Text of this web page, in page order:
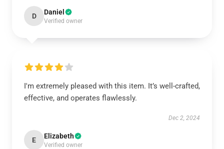
D Daniel
Verified owner
I'm extremely pleased with this item. It’s well-crafted,
effective, and operates flawlessly.
Dec 2, 2024
E Elizabeth
Verified owner